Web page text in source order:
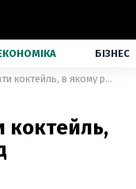
БІЗНЕС
Чи можна врятувати коктейль, в якому розтанув лід
коктейль,